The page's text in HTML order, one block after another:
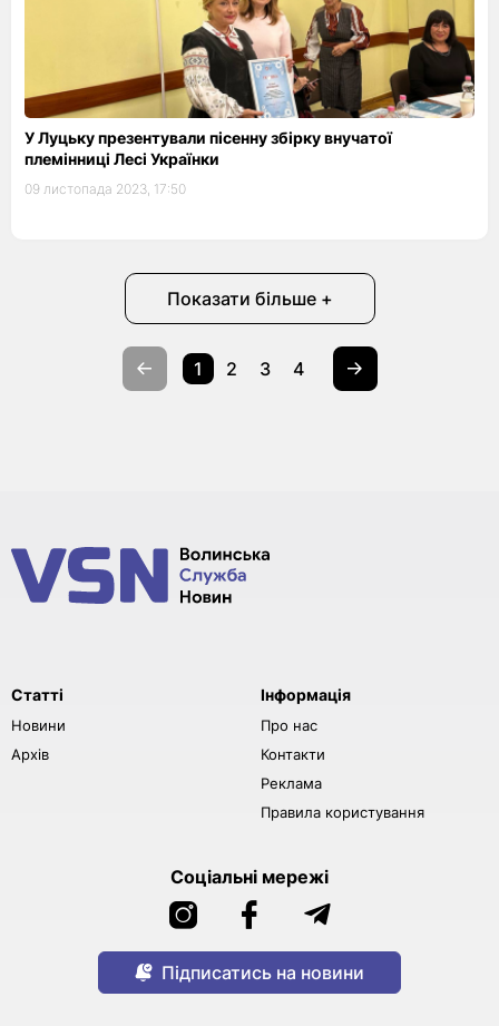
У Луцьку презентували пісенну збірку внучатої
племінниці Лесі Українки
09 листопада 2023, 17:50
Показати більше +
1 2 3 4
Статті
Новини
Архів
Інформація
Про нас
Контакти
Реклама
Правила користування
Соціальні мережі
Підписатись на новини